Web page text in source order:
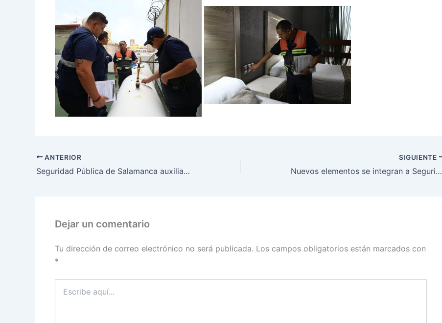
ANTERIOR
Seguridad Pública de Salamanca auxilia en el rescate de una ciclista accidentada
SIGUIENTE
Nuevos elementos se integran a Seguridad Pública y Tránsito en Salamanca
Dejar un comentario
Tu dirección de correo electrónico no será publicada. Los campos obligatorios están marcados con
*
aquí...